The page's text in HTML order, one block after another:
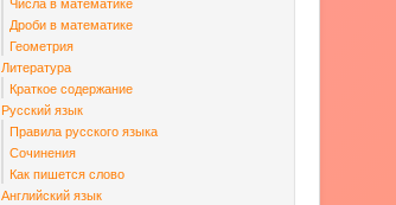
Дроби в математике
Геометрия
Литература
Краткое содержание
Русский язык
Правила русского языка
Сочинения
Как пишется слово
Английский язык